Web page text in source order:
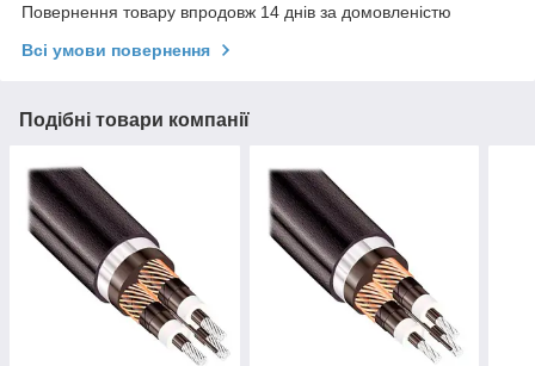
Повернення товару впродовж 14 днів за домовленістю
Всі умови повернення
Подібні товари компанії